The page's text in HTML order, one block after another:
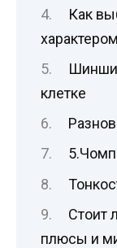
Как
характером
клетке
Стоит
плюсы и